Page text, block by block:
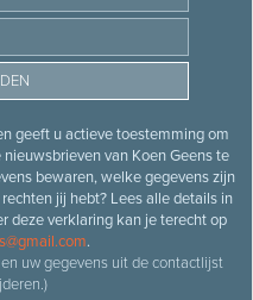
geeft u actieve toestemming om
van Koen Geens te
bewaren, welke gegevens zijn
jij hebt? Lees alle details in
deze verklaring kan je terecht op
.
uw gegevens uit de contactlijst